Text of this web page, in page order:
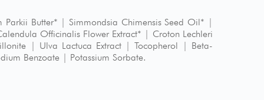
Butter* | Simmondsia Chimensis Seed Oil* |
Officinalis Flower Extract* | Croton Lechleri
| Ulva Lactuca Extract | Tocopherol | Beta-
Benzoate | Potassium Sorbate.